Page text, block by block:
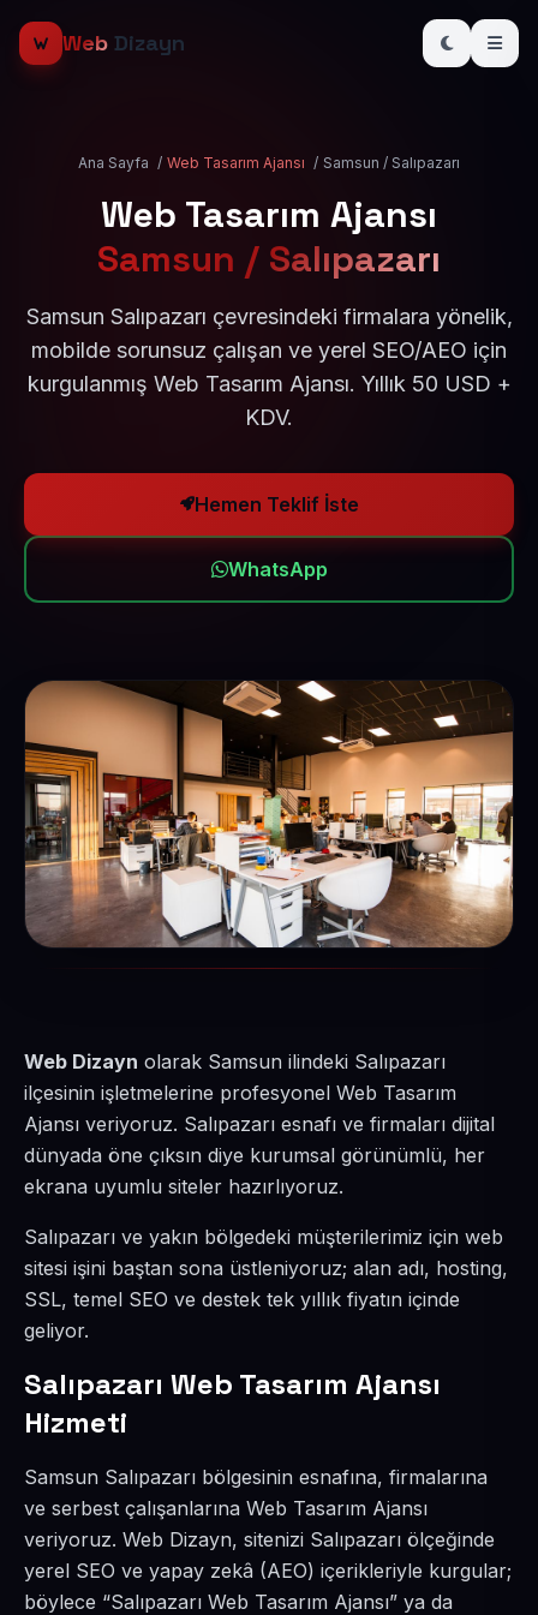
Web Dizayn
Ana Sayfa / Web Tasarım Ajansı / Samsun / Salıpazarı
Web Tasarım Ajansı
Samsun / Salıpazarı
Samsun Salıpazarı çevresindeki firmalara yönelik,
mobilde sorunsuz çalışan ve yerel SEO/AEO için
kurgulanmış Web Tasarım Ajansı. Yıllık 50 USD +
KDV.
Hemen Teklif İste
WhatsApp
Web Dizayn olarak Samsun ilindeki Salıpazarı
ilçesinin işletmelerine profesyonel Web Tasarım
Ajansı veriyoruz. Salıpazarı esnafı ve firmaları dijital
dünyada öne çıksın diye kurumsal görünümlü, her
ekrana uyumlu siteler hazırlıyoruz.
Salıpazarı ve yakın bölgedeki müşterilerimiz için web
sitesi işini baştan sona üstleniyoruz; alan adı, hosting,
SSL, temel SEO ve destek tek yıllık fiyatın içinde
geliyor.
Salıpazarı Web Tasarım Ajansı
Hizmeti
Samsun Salıpazarı bölgesinin esnafına, firmalarına
ve serbest çalışanlarına Web Tasarım Ajansı
veriyoruz. Web Dizayn, sitenizi Salıpazarı ölçeğinde
yerel SEO ve yapay zekâ (AEO) içerikleriyle kurgular;
böylece “Salıpazarı Web Tasarım Ajansı” ya da